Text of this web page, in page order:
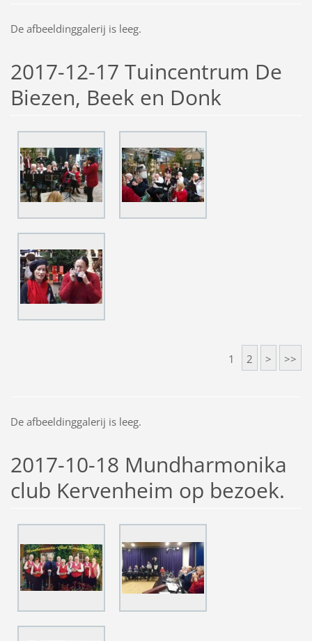
De afbeeldinggalerij is leeg.
2017-12-17 Tuincentrum De
Biezen, Beek en Donk
1 2 > >>
De afbeeldinggalerij is leeg.
2017-10-18 Mundharmonika
club Kervenheim op bezoek.